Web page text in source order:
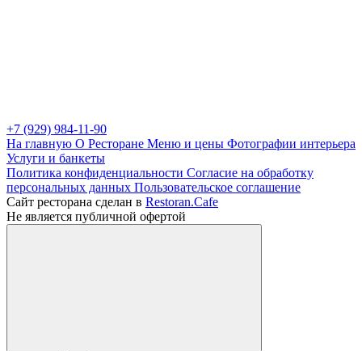
+7 (929) 984-11-90
На главную О Ресторане Меню и цены Фотографии интерьера
Услуги и банкеты
Политика конфиденциальности Cогласие на обработку
персональных данных Пользовательское соглашение
Сайт ресторана сделан в Restoran.Cafe
Не является публичной офертой